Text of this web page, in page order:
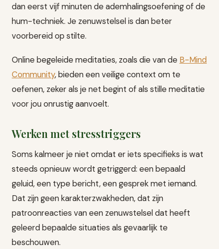
dan eerst vijf minuten de ademhalingsoefening of de
hum-techniek. Je zenuwstelsel is dan beter
voorbereid op stilte.
Online begeleide meditaties, zoals die van de B-Mind
Community, bieden een veilige context om te
oefenen, zeker als je net begint of als stille meditatie
voor jou onrustig aanvoelt.
Werken met stresstriggers
Soms kalmeer je niet omdat er iets specifieks is wat
steeds opnieuw wordt getriggerd: een bepaald
geluid, een type bericht, een gesprek met iemand.
Dat zijn geen karakterzwakheden, dat zijn
patroonreacties van een zenuwstelsel dat heeft
geleerd bepaalde situaties als gevaarlijk te
beschouwen.